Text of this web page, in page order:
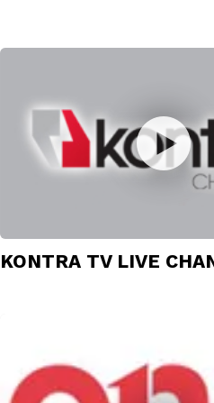
KONTRA TV LIVE